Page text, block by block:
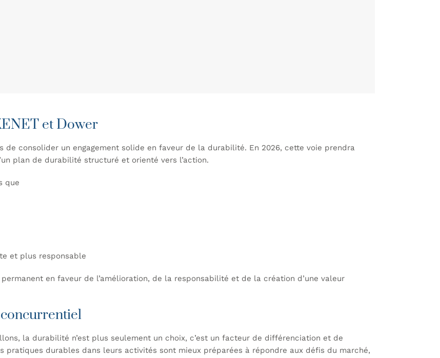
et Dower
de consolider un engagement solide en faveur de la durabilité. En 2026, cette voie prendra
plan de durabilité structuré et orienté vers l’action.
que
et plus responsable
permanent en faveur de l’amélioration, de la responsabilité et de la création d’une valeur
la durabilité n’est plus seulement un choix, c’est un facteur de différenciation et de
pratiques durables dans leurs activités sont mieux préparées à répondre aux défis du marché,